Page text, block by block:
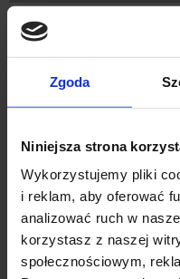
Zgoda
Niniejsza strona
Wykorzystujemy pliki
i reklam, aby oferować
analizować ruch w
korzystasz z naszej
społecznościowym,
KOSZULA
00660
%